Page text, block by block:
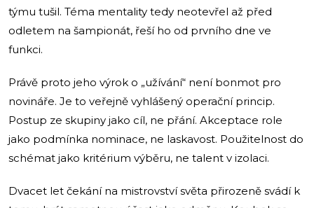
týmu tušil. Téma mentality tedy neotevřel až před
odletem na šampionát, řeší ho od prvního dne ve
funkci.
Právě proto jeho výrok o „užívání“ není bonmot pro
novináře. Je to veřejně vyhlášený operační princip.
Postup ze skupiny jako cíl, ne přání. Akceptace role
jako podmínka nominace, ne laskavost. Použitelnost do
schémat jako kritérium výběru, ne talent v izolaci.
Dvacet let čekání na mistrovství světa přirozeně svádí k